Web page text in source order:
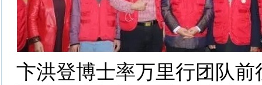
卞洪登博士率万里行团队